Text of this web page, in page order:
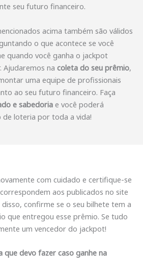
seu futuro financeiro.
acima também são válidos
o que acontece se você
quando você ganha o jackpot
Ajudaremos na coleta do seu prêmio,
uma equipe de profissionais
ao seu futuro financeiro. Faça
e sabedoria e você poderá
loteria por toda a vida!
com cuidado e certifique-se
aos publicados no site
confirme se o seu bilhete tem a
que entregou esse prêmio. Se tudo
um vencedor do jackpot!
que devo fazer caso ganhe na